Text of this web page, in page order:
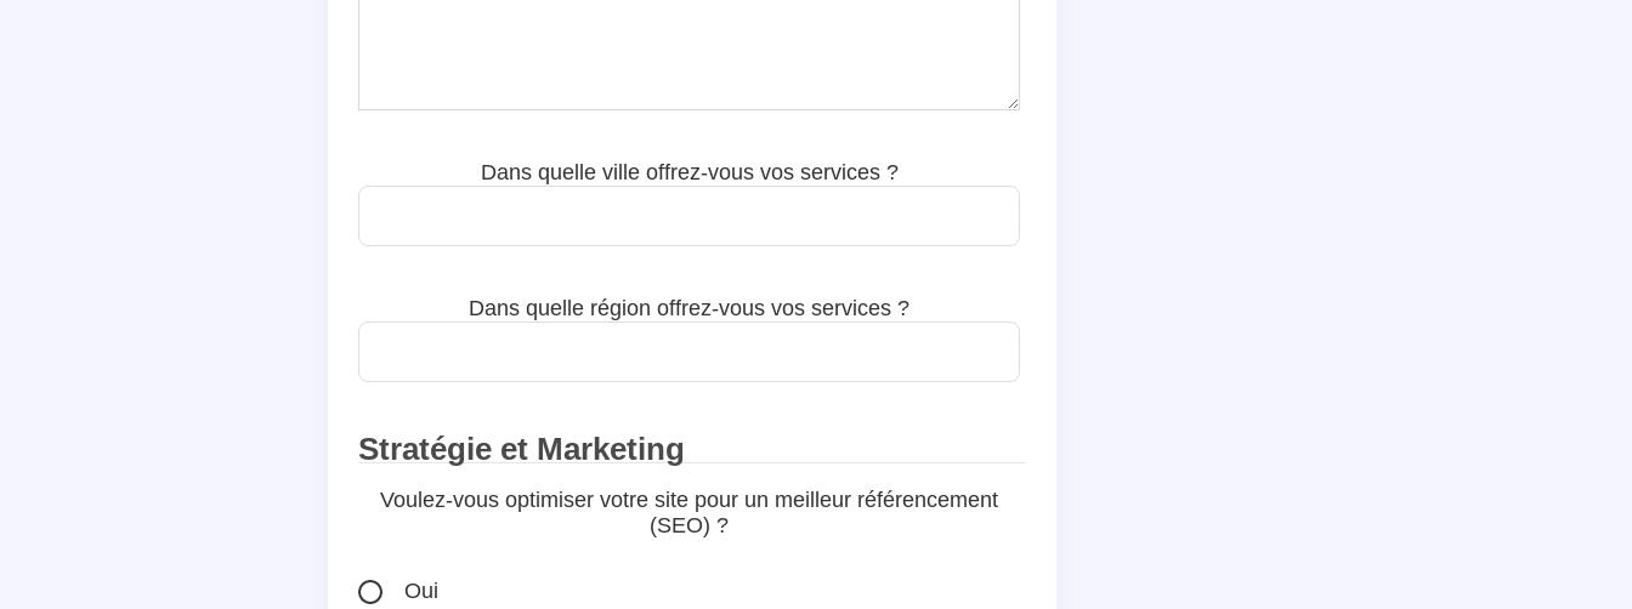
Dans quelle ville offrez-vous vos services ?
Dans quelle région offrez-vous vos services ?
Stratégie et Marketing
Voulez-vous optimiser votre site pour un meilleur référencement
(SEO) ?
Oui